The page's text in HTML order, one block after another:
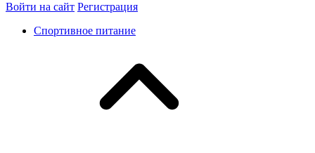
Войти на сайт Регистрация
Спортивное питание